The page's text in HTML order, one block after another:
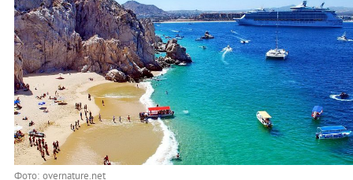
Фото: overnature.net